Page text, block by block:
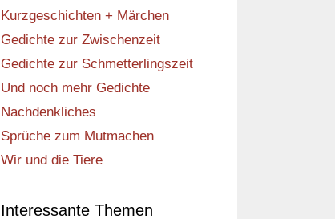
Kurzgeschichten + Märchen
Gedichte zur Zwischenzeit
Gedichte zur Schmetterlingszeit
Und noch mehr Gedichte
Nachdenkliches
Sprüche zum Mutmachen
Wir und die Tiere
Interessante Themen